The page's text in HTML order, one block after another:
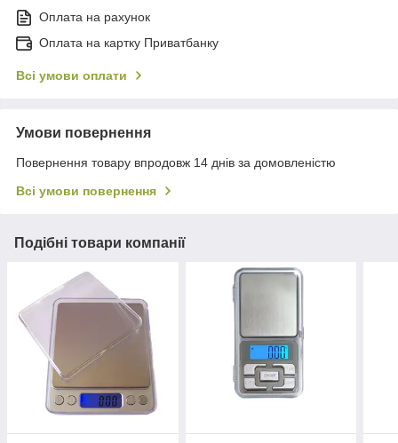
Оплата на рахунок
Оплата на картку Приватбанку
Всі умови оплати
Умови повернення
Повернення товару впродовж 14 днів за домовленістю
Всі умови повернення
Подібні товари компанії